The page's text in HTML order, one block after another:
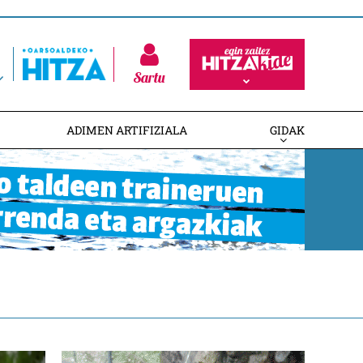
Sartu
ADIMEN ARTIFIZIALA GIDAK